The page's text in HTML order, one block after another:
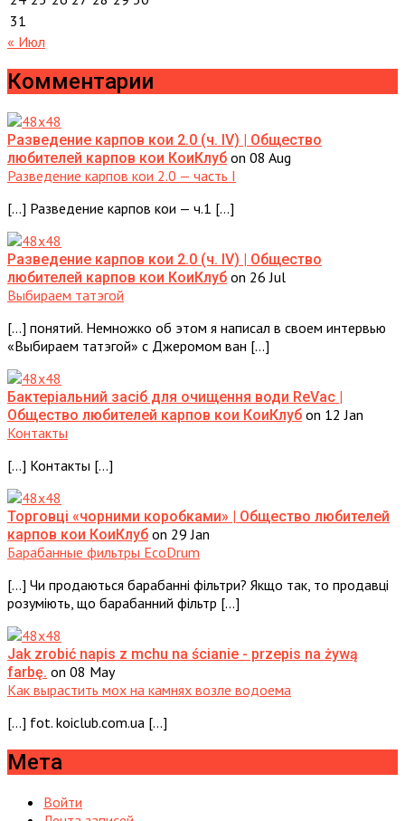
31
« Июл
Комментарии
Разведение карпов кои 2.0 (ч. IV) | Общество
любителей карпов кои КоиКлуб on 08 Aug
Разведение карпов кои 2.0 — часть I
[…] Разведение карпов кои — ч.1 […]
Разведение карпов кои 2.0 (ч. IV) | Общество
любителей карпов кои КоиКлуб on 26 Jul
Выбираем татэгой
[…] понятий. Немножко об этом я написал в своем интервью
«Выбираем татэгой» с Джеромом ван […]
Бактеріальний засіб для очищення води ReVac |
Общество любителей карпов кои КоиКлуб on 12 Jan
Контакты
[…] Контакты […]
Торговці «чорними коробками» | Общество любителей
карпов кои КоиКлуб on 29 Jan
Барабанные фильтры EcoDrum
[…] Чи продаються барабанні фільтри? Якщо так, то продавці
розуміють, що барабанний фільтр […]
Jak zrobić napis z mchu na ścianie - przepis na żywą
farbę. on 08 May
Как вырастить мох на камнях возле водоема
[…] fot. koiclub.com.ua […]
Мета
Войти